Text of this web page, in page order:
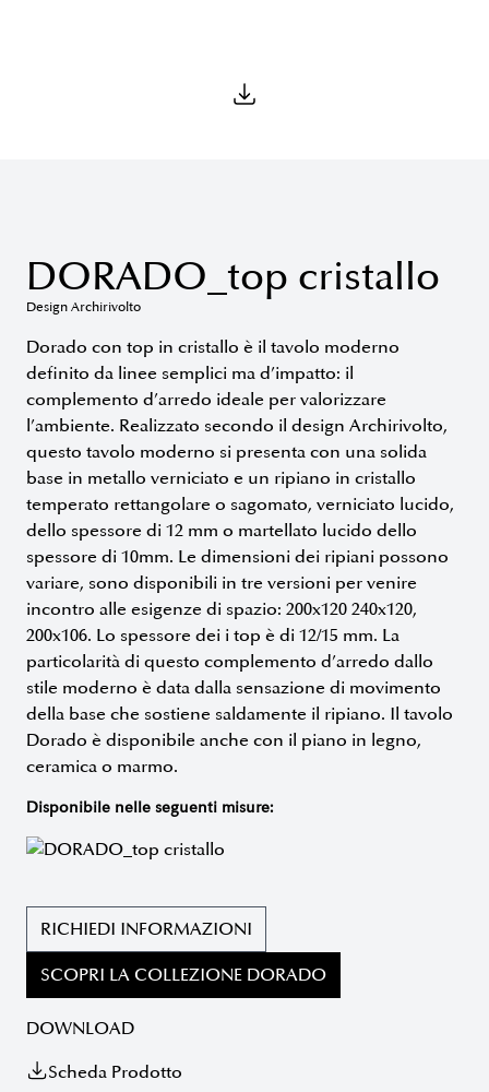
DORADO_top cristallo
Design Archirivolto
Dorado con top in cristallo è il tavolo moderno
definito da linee semplici ma d’impatto: il
complemento d’arredo ideale per valorizzare
l’ambiente. Realizzato secondo il design Archirivolto,
questo tavolo moderno si presenta con una solida
base in metallo verniciato e un ripiano in cristallo
temperato rettangolare o sagomato, verniciato lucido,
dello spessore di 12 mm o martellato lucido dello
spessore di 10mm. Le dimensioni dei ripiani possono
variare, sono disponibili in tre versioni per venire
incontro alle esigenze di spazio: 200x120 240x120,
200x106. Lo spessore dei i top è di 12/15 mm. La
particolarità di questo complemento d’arredo dallo
stile moderno è data dalla sensazione di movimento
della base che sostiene saldamente il ripiano. Il tavolo
Dorado è disponibile anche con il piano in legno,
ceramica o marmo.
Disponibile nelle seguenti misure:
RICHIEDI INFORMAZIONI
SCOPRI LA COLLEZIONE DORADO
DOWNLOAD
Scheda Prodotto